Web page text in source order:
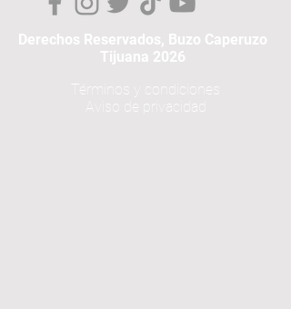
Derechos Reservados, Buzo Caperuzo
Tijuana 2026
Términos y condiciones
Aviso de privacidad